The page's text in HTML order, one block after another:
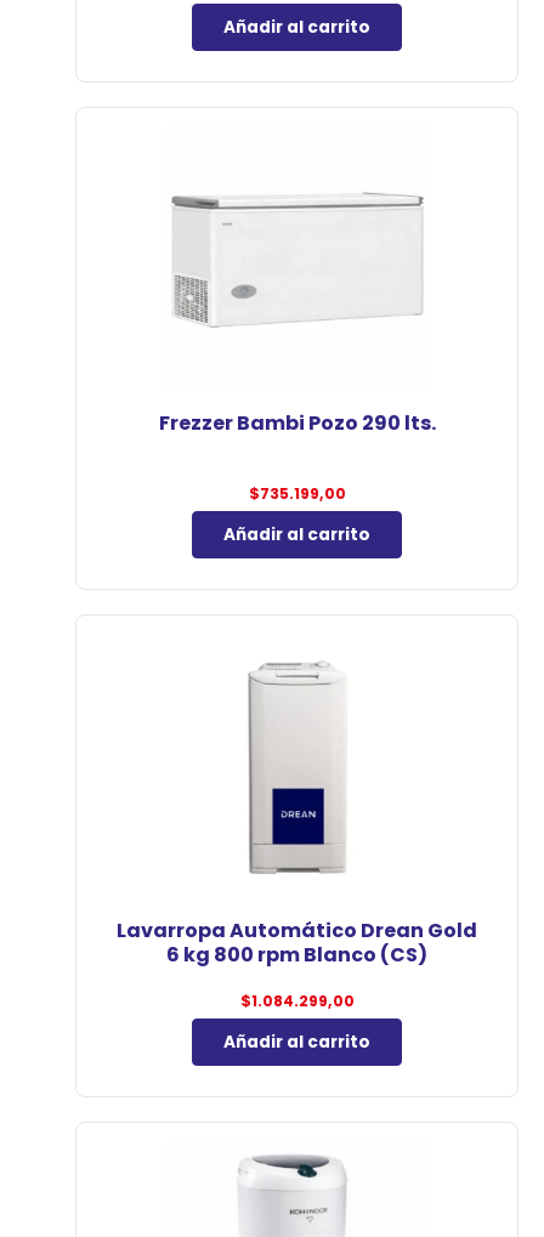
Añadir al carrito
Frezzer Bambi Pozo 290 lts.
$735.199,00
Añadir al carrito
Lavarropa Automático Drean Gold
6 kg 800 rpm Blanco (CS)
$1.084.299,00
Añadir al carrito